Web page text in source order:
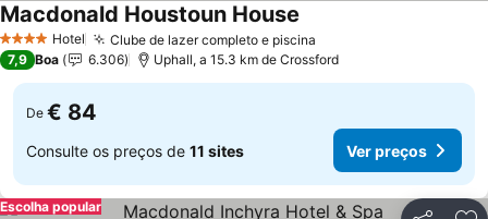
4 EstrelasHotel Clube de lazer completo e piscina
Macdonald Houstoun House
7,9 Boa 6.306 Uphall, a 15.3 km de Crossford
De € 84
Consulte os preços de 11 sites Ver preços
Escolha popular